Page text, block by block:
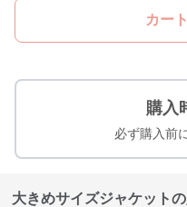
カー
購入
必ず購入前
大きめサイズジャケット